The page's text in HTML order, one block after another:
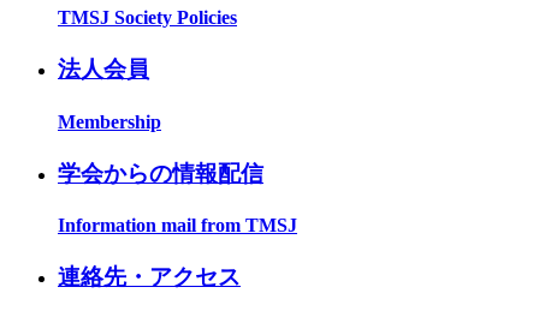
TMSJ Society Policies
法人会員
Membership
学会からの情報配信
Information mail from TMSJ
連絡先・アクセス